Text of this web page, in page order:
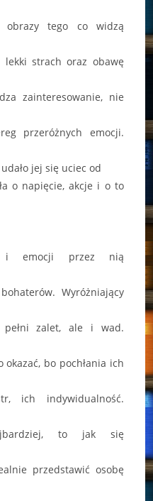
obrazy tego co widzą
lekki strach oraz obawę
zainteresowanie, nie
przeróżnych emocji.
jej się uciec od
o napięcie, akcje i o to
i emocji przez nią
Wyróżniający
zalet, ale i wad.
bo pochłania ich
ich indywidualność.
to jak się
przedstawić osobę